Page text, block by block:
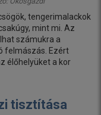
tengerimalackok
mint mi. Az
számukra a
felmászás. Ezért
élőhelyüket a kor
tisztítása